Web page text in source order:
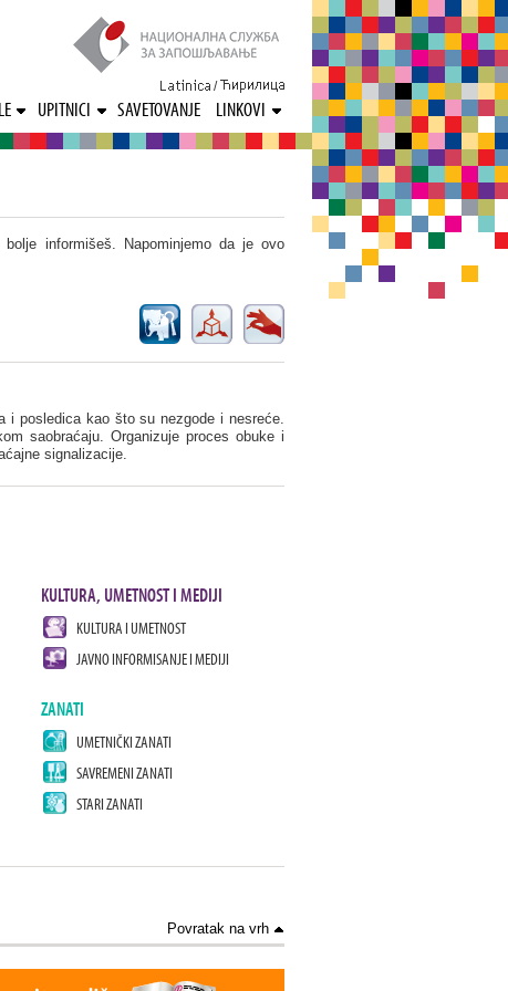
/
UPITNICI SAVETOVANJE LINKOVI
informišeš. Napominjemo da je ovo
i posledica kao što su nezgode i nesreće.
saobraćaju. Organizuje proces obuke i
signalizacije.
KULTURA, UMETNOST I MEDIJI
KULTURA I UMETNOST
JAVNO INFORMISANJE I MEDIJI
ZANATI
UMETNIČKI ZANATI
SAVREMENI ZANATI
STARI ZANATI
Povratak na vrh